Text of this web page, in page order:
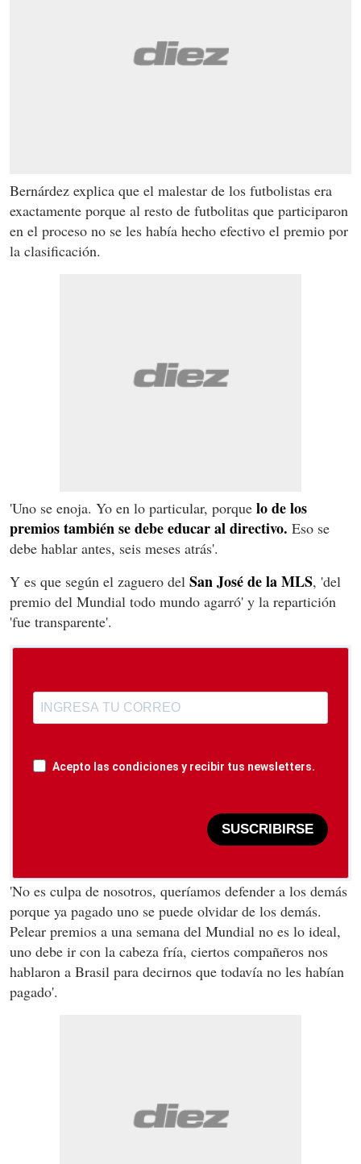
Bernárdez explica que el malestar de los futbolistas era
exactamente porque al resto de futbolitas que participaron
en el proceso no se les había hecho efectivo el premio por
la clasificación.
'Uno se enoja. Yo en lo particular, porque lo de los
premios también se debe educar al directivo. Eso se
debe hablar antes, seis meses atrás'.
Y es que según el zaguero del San José de la MLS, 'del
premio del Mundial todo mundo agarró' y la repartición
'fue transparente'.
Acepto las condiciones y recibir tus newsletters.
SUSCRIBIRSE
'No es culpa de nosotros, queríamos defender a los demás
porque ya pagado uno se puede olvidar de los demás.
Pelear premios a una semana del Mundial no es lo ideal,
uno debe ir con la cabeza fría, ciertos compañeros nos
hablaron a Brasil para decirnos que todavía no les habían
pagado'.